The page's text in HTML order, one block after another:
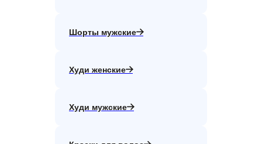
Шорты мужские
Худи женские
Худи мужские